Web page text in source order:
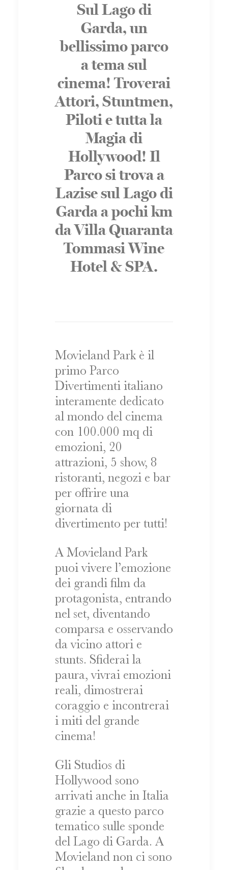
Sul Lago di
Garda, un
bellissimo parco
a tema sul
cinema! Troverai
Attori, Stuntmen,
Piloti e tutta la
Magia di
Hollywood! Il
Parco si trova a
Lazise sul Lago di
Garda a pochi km
da Villa Quaranta
Tommasi Wine
Hotel & SPA.
Movieland Park è il
primo Parco
Divertimenti italiano
interamente dedicato
al mondo del cinema
con 100.000 mq di
emozioni, 20
attrazioni, 5 show, 8
ristoranti, negozi e bar
per offrire una
giornata di
divertimento per tutti!
A Movieland Park
puoi vivere l’emozione
dei grandi film da
protagonista, entrando
nel set, diventando
comparsa e osservando
da vicino attori e
stunts. Sfiderai la
paura, vivrai emozioni
reali, dimostrerai
coraggio e incontrerai
i miti del grande
cinema!
Gli Studios di
Hollywood sono
arrivati anche in Italia
grazie a questo parco
tematico sulle sponde
del Lago di Garda. A
Movieland non ci sono